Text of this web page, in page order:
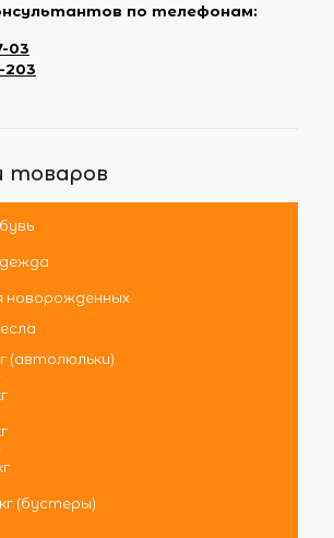
по телефонам:
03
203
товаров
новорожденных
(автолюльки)
кг (бустеры)